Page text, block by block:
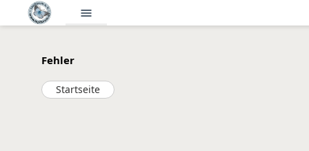
menu
Fehler
Startseite